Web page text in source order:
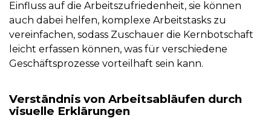
Einfluss auf die Arbeitszufriedenheit, sie können
auch dabei helfen, komplexe Arbeitstasks zu
vereinfachen, sodass Zuschauer die Kernbotschaft
leicht erfassen können, was für verschiedene
Geschäftsprozesse vorteilhaft sein kann.
Verständnis von Arbeitsabläufen durch
visuelle Erklärungen